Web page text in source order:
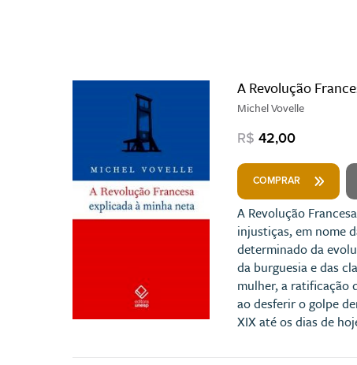
A Revolução
Michel Vovelle
R$ 42,00
COMPRAR
A Revolução
injustiças, em nome
determinado da
da burguesia e das
mulher, a ratificação
ao desferir o golpe
XIX até os dias de